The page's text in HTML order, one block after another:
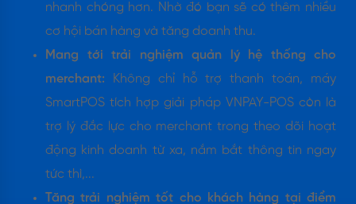
nhanh chóng hơn. Nhờ đó bạn sẽ có thêm nhiều
cơ hội bán hàng và tăng doanh thu.
Mang tới trải nghiệm quản lý hệ thống cho
merchant: Không chỉ hỗ trợ thanh toán, máy
SmartPOS tích hợp giải pháp VNPAY-POS còn là
trợ lý đắc lực cho merchant trong theo dõi hoạt
động kinh doanh từ xa, nắm bắt thông tin ngay
tức thì,...
Tăng trải nghiệm tốt cho khách hàng tại điểm